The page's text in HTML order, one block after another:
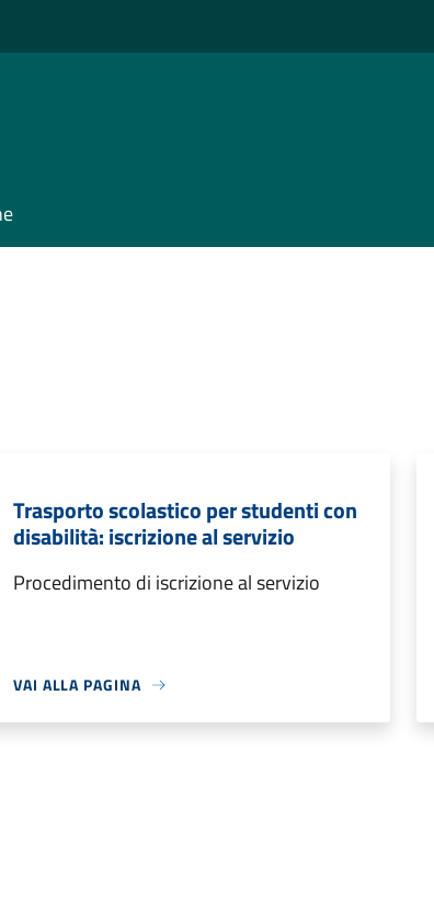
Trasporto scolastico per studenti con
disabilità: iscrizione al servizio
Procedimento di iscrizione al servizio
VAI ALLA PAGINA